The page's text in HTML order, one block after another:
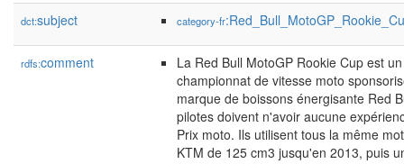
dct:subject category-fr
rdfs:comment
La Red Bull MotoGP Rookie Cup est un
championnat de vitesse moto
marque de boissons énergisante Red
pilotes doivent n'avoir aucune
Prix moto. Ils utilisent tous la même
KTM de 125 cm3 jusqu'en 2013, puis